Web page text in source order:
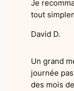
Je
tout
David D.
Un grand
journée
des mois